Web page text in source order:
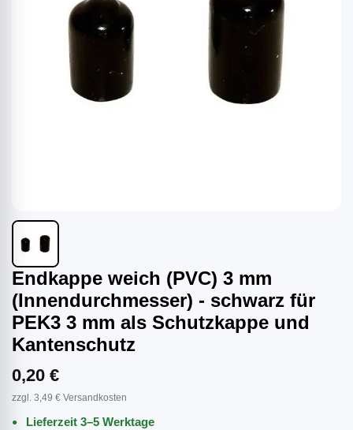
Endkappe weich (PVC) 3 mm
(Innendurchmesser) - schwarz für
PEK3 3 mm als Schutzkappe und
Kantenschutz
0,20 €
zzgl. 3,49 € Versandkosten
Lieferzeit 3–5 Werktage